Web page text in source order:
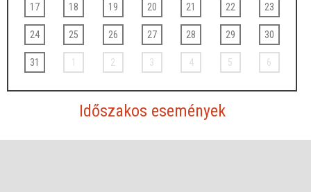
17 18 19 20 21 22 23
24 25 26 27 28 29 30
31 1 2 3 4 5 6
Időszakos események